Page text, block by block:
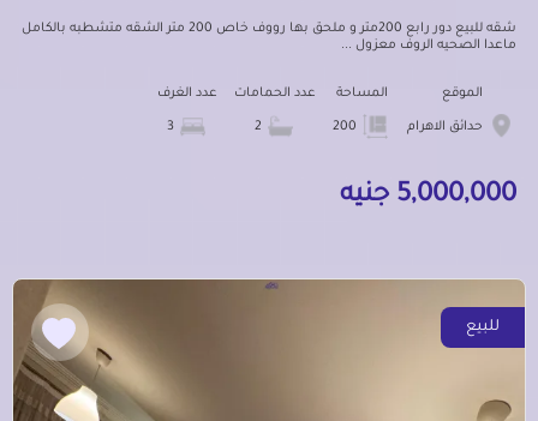
شقه للبيع دور رابع 200متر و ملحق بها رووف خاص 200 متر الشقه متشطبه بالكامل
ماعدا الصحيه الروف معزول ...
الموقع
حدائق الاهرام
المساحة عدد الحمامات عدد الغرف
5,000,000 جنيه
للبيع